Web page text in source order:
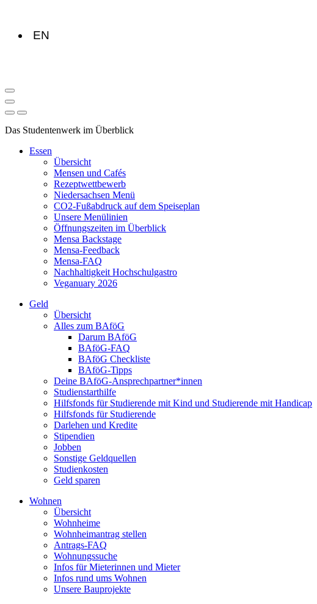
EN
Das Studentenwerk im Überblick
Essen
Übersicht
Mensen und Cafés
Rezeptwettbewerb
Niedersachsen Menü
CO2-Fußabdruck auf dem Speiseplan
Unsere Menülinien
Öffnungszeiten im Überblick
Mensa Backstage
Mensa-Feedback
Mensa-FAQ
Nachhaltigkeit Hochschulgastro
Veganuary 2026
Geld
Übersicht
Alles zum BAföG
Darum BAföG
BAföG-FAQ
BAföG Checkliste
BAföG-Tipps
Deine BAföG-Ansprechpartner*innen
Studienstarthilfe
Hilfsfonds für Studierende mit Kind und Studierende mit Handicap
Hilfsfonds für Studierende
Darlehen und Kredite
Stipendien
Jobben
Sonstige Geldquellen
Studienkosten
Geld sparen
Wohnen
Übersicht
Wohnheime
Wohnheimantrag stellen
Antrags-FAQ
Wohnungssuche
Infos für Mieterinnen und Mieter
Infos rund ums Wohnen
Unsere Bauprojekte